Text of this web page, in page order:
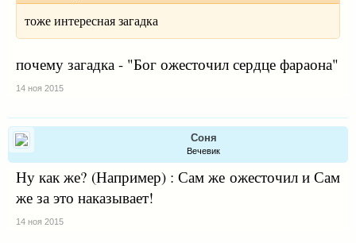
тоже интересная загадка
почему загадка - "Бог ожесточил сердце фараона"
14 ноя 2015
Соня
Вечевик
Ну как же? (Например) : Сам же ожесточил и Сам
же за это наказывает!
14 ноя 2015